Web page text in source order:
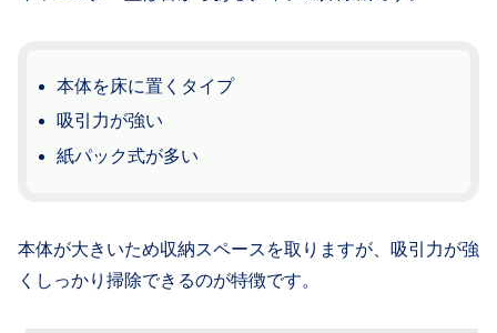
本体を床に置くタイプ
吸引力が強い
紙パック式が多い
本体が大きいため収納スペースを取りますが、吸引力が強
くしっかり掃除できるのが特徴です。